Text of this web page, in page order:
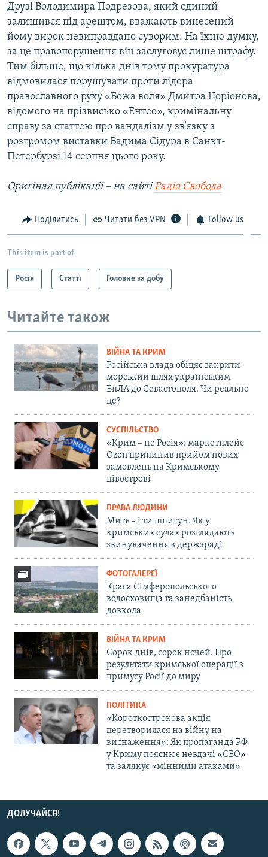
Друзі Володимира Подрезова, який єдиний
залишився під арештом, вважають винесений
йому вирок невиправдано суворим. На їхню думку,
за це правопорушення він заслуговує лише штрафу.
Тим більше, що кілька днів тому прокуратура
відмовилася порушувати проти лідера
православного руху «Божа воля» Дмитра Цоріонова,
відомого на прізвисько «Ентео», кримінальну
справу за статтею про вандалізм у зв’язку з
розгромом виставки Вадима Сідура в Санкт-
Петербурзі 14 серпня цього року.
Оригінал публікації – на сайтіРадіо Свобода
Поділитись Читати без VPN Follow us
This item is part of
Росія Статті Головне за добу
Читайте також
ВІЙНА ТА КРИМ
Російська влада обіцяє закрити
морський шлях українським
БпЛА до Севастополя. Чи реально
це?
СУСПІЛЬСТВО
«Крим – не Росія»: маркетплейс
Ozon припинив прийом нових
замовлень на Кримському
півострові
ПРАВА ЛЮДИНИ
Мить – і ти шпигун. Як у
кримських судах розглядають
звинувачення в держзраді
ФОТОГАЛЕРЕЇ
Краса Сімферопольського
водосховища та занедбаність
довкола
ВІЙНА ТА КРИМ
Сорок днів, сорок ночей. Про
результати кримської операції з
примусу Росії до миру
ПОЛІТИКА
«Короткострокова акція
перетворилася на війну на
виснаження»: Як пропаганда РФ
у Криму пояснює невдачі «СВО»
та залякує «мінними атаками»
ДОЛУЧАЙСЯ!